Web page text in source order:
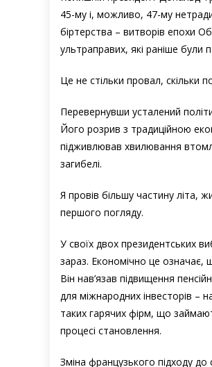
45-му і, можливо, 47-му
біртерства – витворів епохи
ультраправих, які раніше були
Це не стільки провал, скільки
Перевернувши усталений
Його розрив з традиційною
підживлював хвилювання
загибелі.
Я провів більшу частину літа,
першого погляду.
У своїх двох президентських
зараз. Економічно це означає,
Він нав’язав підвищення
для міжнародних інвесторів –
таких гарячих фірм, що
процесі становлення.
Зміна французького підходу